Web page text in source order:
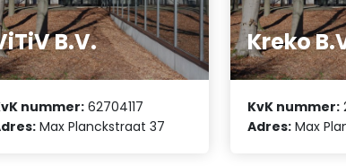
B.V.
nummer: 62704117
Max Planckstraat 37
Kreko
KvK nummer:
Adres: Max